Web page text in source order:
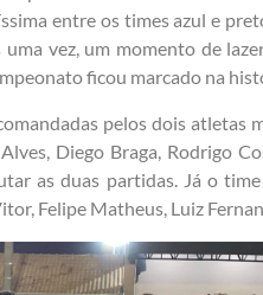
entre os times azul e
vez, um momento de
ficou marcado na
pelos dois atletas
Diego Braga, Rodrigo
as duas partidas. Já o
Felipe Matheus, Luiz